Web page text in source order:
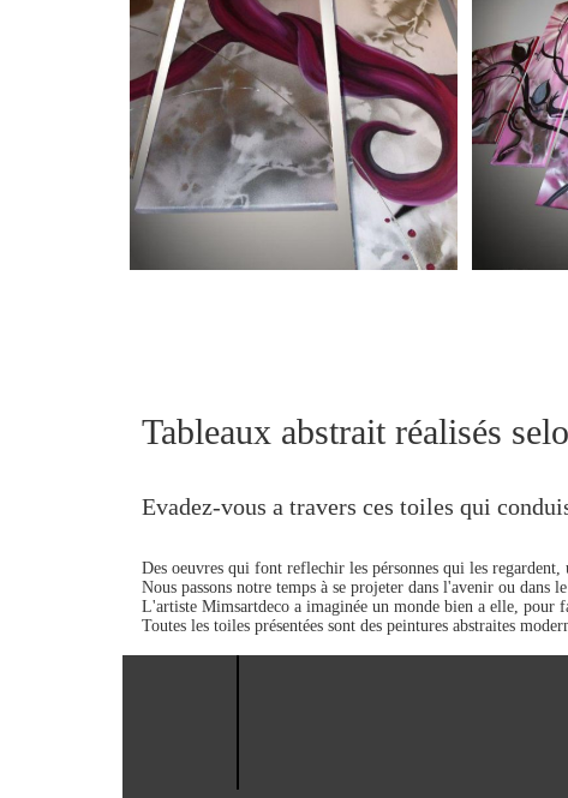
Tableaux abstrait réalisés
Evadez-vous a travers ces toiles qui
Des oeuvres qui font reflechir les pérsonnes qui les
Nous passons notre temps à se projeter dans l'avenir ou
L'artiste Mimsartdeco a imaginée un monde bien a elle, pour
Toutes les toiles présentées sont des peintures abstraites